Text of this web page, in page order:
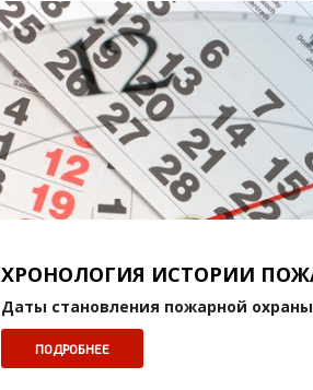
ХРОНОЛОГИЯ ИСТОРИИ
Даты становления пожарной охраны
ПОДРОБНЕЕ